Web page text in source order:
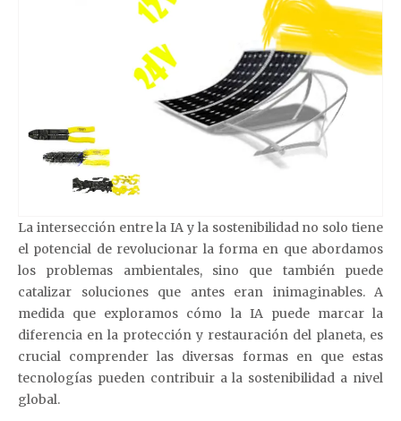
La intersección entre la IA y la sostenibilidad no solo tiene
el potencial de revolucionar la forma en que abordamos
los problemas ambientales, sino que también puede
catalizar soluciones que antes eran inimaginables. A
medida que exploramos cómo la IA puede marcar la
diferencia en la protección y restauración del planeta, es
crucial comprender las diversas formas en que estas
tecnologías pueden contribuir a la sostenibilidad a nivel
global.